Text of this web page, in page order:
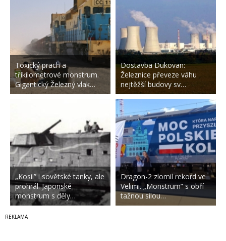
Toxický prach a
tříkilometrové monstrum.
Gigantický Železný vlak…
„Kosil” i sovětské tanky, ale
prohrál. Japonské
monstrum s děly…
Dostavba Dukovan:
Železnice převeze váhu
nejtěžší budovy sv…
Dragon-2 zlomil rekord ve
Velimi. „Monstrum” s obří
tažnou silou…